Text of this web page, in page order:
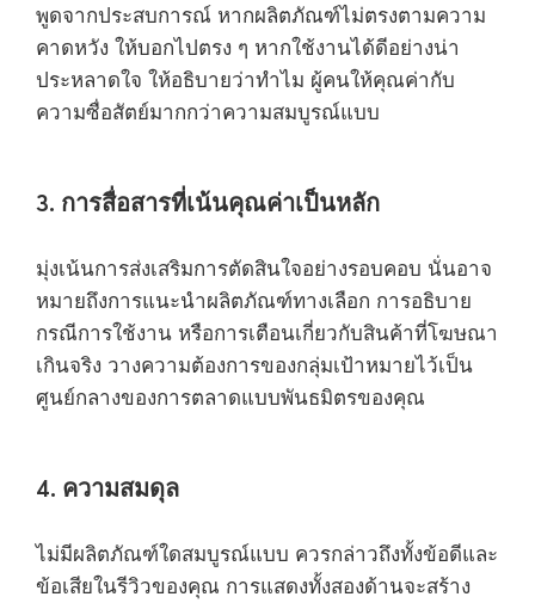
พูดจากประสบการณ์ หากผลิตภัณฑ์ไม่ตรงตามความ
คาดหวัง ให้บอกไปตรง ๆ หากใช้งานได้ดีอย่างน่า
ประหลาดใจ ให้อธิบายว่าทำไม ผู้คนให้คุณค่ากับ
ความซื่อสัตย์มากกว่าความสมบูรณ์แบบ
3. การสื่อสารที่เน้นคุณค่าเป็นหลัก
มุ่งเน้นการส่งเสริมการตัดสินใจอย่างรอบคอบ นั่นอาจ
หมายถึงการแนะนำผลิตภัณฑ์ทางเลือก การอธิบาย
กรณีการใช้งาน หรือการเตือนเกี่ยวกับสินค้าที่โฆษณา
เกินจริง วางความต้องการของกลุ่มเป้าหมายไว้เป็น
ศูนย์กลางของการตลาดแบบพันธมิตรของคุณ
4. ความสมดุล
ไม่มีผลิตภัณฑ์ใดสมบูรณ์แบบ ควรกล่าวถึงทั้งข้อดีและ
ข้อเสียในรีวิวของคุณ การแสดงทั้งสองด้านจะสร้าง